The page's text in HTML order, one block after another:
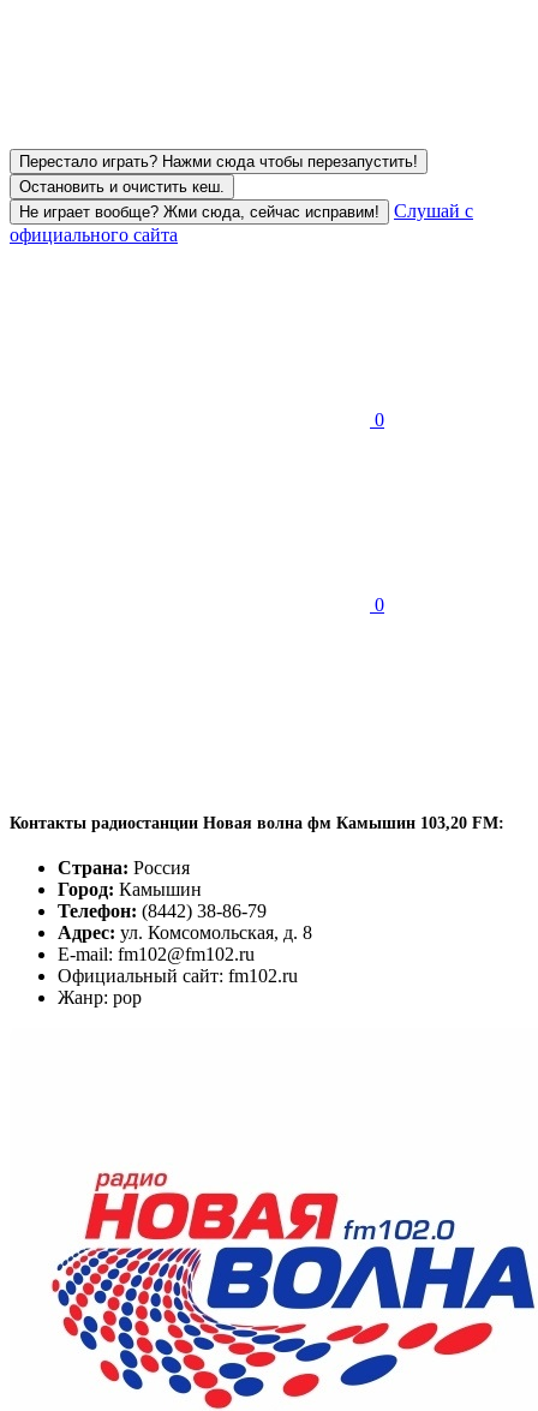
Перестало играть? Нажми сюда чтобы перезапустить!
Остановить и очистить кеш.
Не играет вообще? Жми сюда, сейчас исправим!
Слушай с
официального сайта
0
0
Контакты радиостанции Новая волна фм Камышин 103,20 FM:
Страна: Россия
Город: Камышин
Телефон: (8442) 38-86-79
Адрес: ул. Комсомольская, д. 8
E-mail: fm102@fm102.ru
Официальный сайт: fm102.ru
Жанр: pop